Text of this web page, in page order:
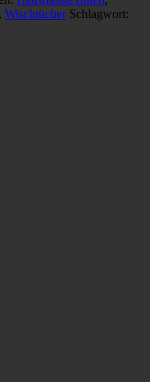
, Wischtücher Schlagwort: